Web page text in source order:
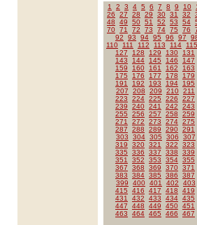
1 2 3 4 5 6 7 8 9 10
26
27 28 29 30 31 32
48
49 50 51 52 53 54
70 71 72 73 74 75 76
92
93 94 95 96 97
110
111 112 113 114 115
127
128 129 130 131
143
144 145 146 147
159
160 161 162 163
175
176 177 178 179
191
192 193 194 195
207
208 209 210 211
223
224 225 226 227
239
240 241 242 243
255
256 257 258 259
271
272 273 274 275
287
288 289 290 291
303
304 305 306 307
319
320 321 322 323
335
336 337 338 339
351
352 353 354 355
367
368 369 370 371
383
384 385 386 387
399
400 401 402 403
415
416 417 418 419
431
432 433 434 435
447
448 449 450 451
463
464 465 466 467